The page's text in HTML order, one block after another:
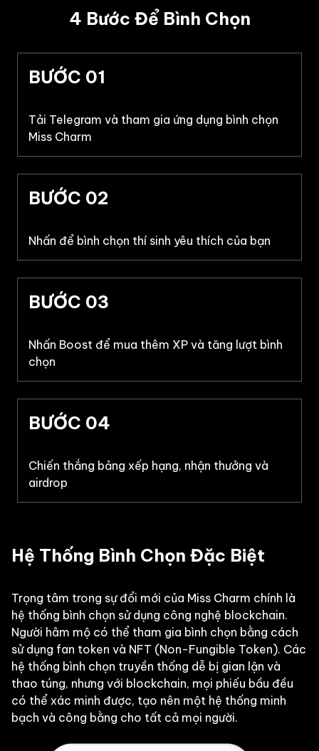
4 Bước Để Bình Chọn
BƯỚC 01
Tải Telegram và tham gia ứng dụng bình chọn
Miss Charm
BƯỚC 02
Nhấn để bình chọn thí sinh yêu thích của bạn
BƯỚC 03
Nhấn Boost để mua thêm XP và tăng lượt bình
chọn
BƯỚC 04
Chiến thắng bảng xếp hạng, nhận thưởng và
airdrop
Hệ Thống Bình Chọn Đặc Biệt
Trọng tâm trong sự đổi mới của Miss Charm chính là
hệ thống bình chọn sử dụng công nghệ blockchain.
Người hâm mộ có thể tham gia bình chọn bằng cách
sử dụng fan token và NFT (Non-Fungible Token). Các
hệ thống bình chọn truyền thống dễ bị gian lận và
thao túng, nhưng với blockchain, mọi phiếu bầu đều
có thể xác minh được, tạo nên một hệ thống minh
bạch và công bằng cho tất cả mọi người.